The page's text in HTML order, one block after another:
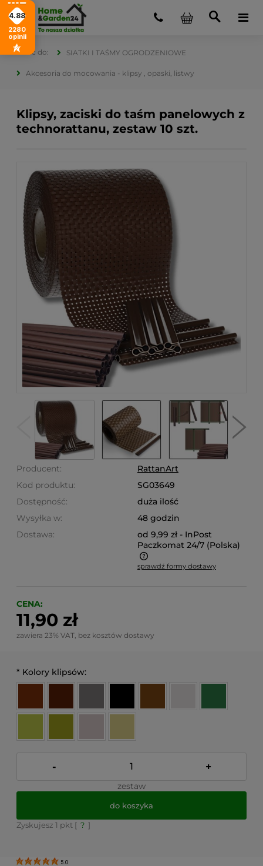
SIATKI I TAŚMY OGRODZENIOWE
Akcesoria do mocowania - klipsy , opaski, listwy
Klipsy, zaciski do taśm panelowych z
technorattanu, zestaw 10 szt.
Producent:
RattanArt
Kod produktu:
SG03649
Dostępność:
duża ilość
Wysyłka w:
48 godzin
Dostawa:
od 9,99 zł - InPost
Paczkomat 24/7 (Polska)
Cena nie zawiera ewentualnych kosztów płatności
sprawdź formy dostawy
CENA:
11,90 zł
zawiera 23% VAT, bez kosztów dostawy
* Kolory klipsów:
- +
zestaw
do koszyka
Zyskujesz 1 pkt [ ? ]
5.0
4.88
2280
opinii